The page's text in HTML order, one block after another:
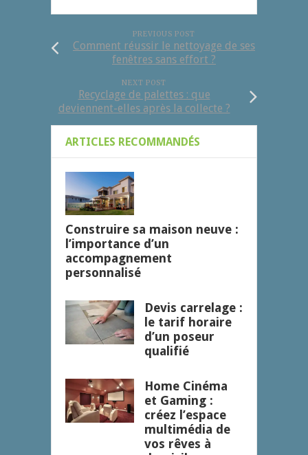
PREVIOUS POST
Comment réussir le nettoyage de ses
fenêtres sans effort ?
NEXT POST
Recyclage de palettes : que
deviennent-elles après la collecte ?
ARTICLES RECOMMANDÉS
Construire sa maison neuve :
l’importance d’un
accompagnement
personnalisé
Devis carrelage :
le tarif horaire
d’un poseur
qualifié
Home Cinéma
et Gaming :
créez l’espace
multimédia de
vos rêves à